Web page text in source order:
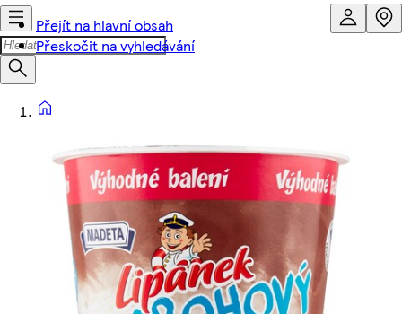
Přejít na hlavní obsah
Přeskočit na vyhledávání